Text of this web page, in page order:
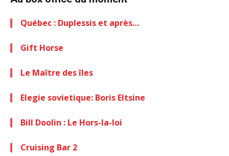
Québec : Duplessis et après…
Gift Horse
Le Maître des îles
Elegie sovietique: Boris Eltsine
Bill Doolin : Le Hors-la-loi
Cruising Bar 2